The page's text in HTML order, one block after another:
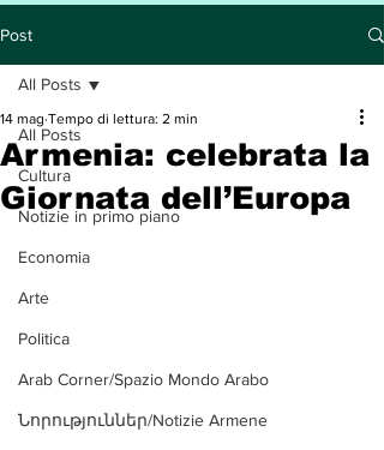
Post
All Posts
Cultura
Notizie in primo piano
Economia
Arte
Politica
Arab Corner/Spazio Mondo Arabo
Նորություններ/Notizie Armene
All Posts
Armenia: celebrata la
Giornata dell’Europa
14 mag Tempo di lettura: 2 min